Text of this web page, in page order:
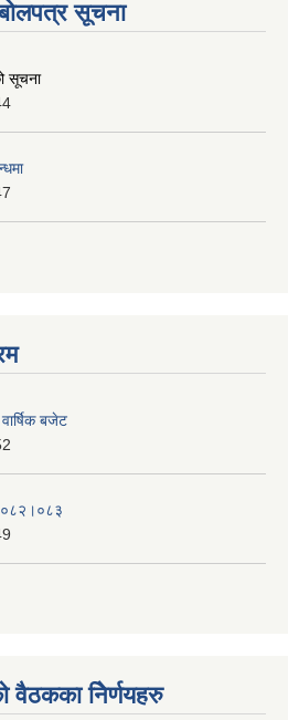
सूचना
सूचना
बजेट
वैठकका निेर्णयहरु